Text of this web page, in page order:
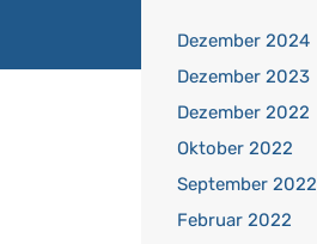
Dezember 2024
Dezember 2023
Dezember 2022
Oktober 2022
September 2022
Februar 2022